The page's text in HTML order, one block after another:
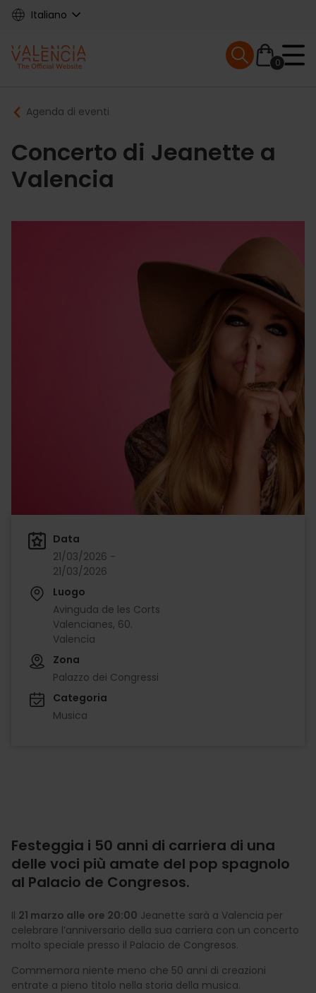
Skip
content
Italiano
Main
navigation
0
Mobile menu
Breadcrumb
Agenda di eventi
Concerto di Jeanette a
Valencia
Data
21/03/2026 -
21/03/2026
Luogo
Avinguda de les Corts
Valencianes, 60.
Valencia
Zona
Palazzo dei Congressi
Categoria
Musica
Festeggia i 50 anni di carriera di una
delle voci più amate del pop spagnolo
al Palacio de Congresos.
Il 21 marzo alle ore 20:00 Jeanette sarà a Valencia per
celebrare l’anniversario della sua carriera con un concerto
molto speciale presso il Palacio de Congresos.
Commemora niente meno che 50 anni di creazioni
entrate a pieno titolo nella storia della musica.